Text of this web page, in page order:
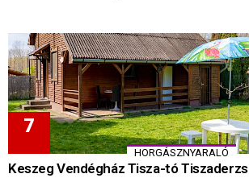
HORGÁSZNYARALÓ
Keszeg Vendégház Tisza-tó Tiszaderzs